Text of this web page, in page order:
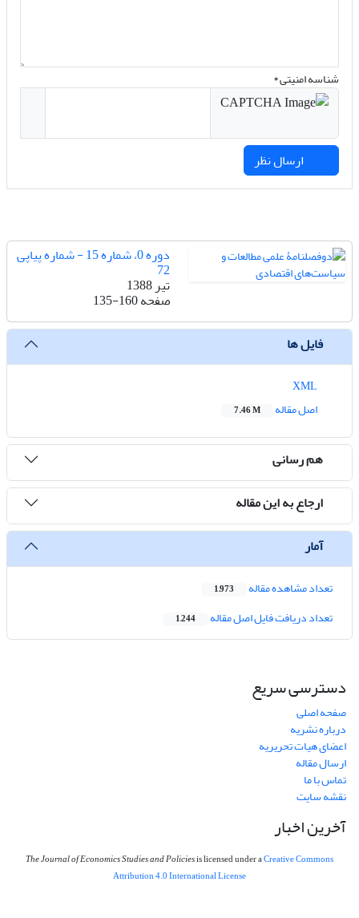
شناسه امنیتی *
دوره 0، شماره 15 - شماره پیاپی
72
تیر 1388
صفحه135-160
فایل ها
اصل مقاله
7.46 M
هم رسانی
ارجاع به این مقاله
آمار
تعداد مشاهده مقاله 1,973
تعداد دریافت فایل اصل مقاله 1,244
دسترسی سریع
صفحه اصلی
درباره نشریه
اعضای هیات تحریریه
ارسال مقاله
تماس با ما
نقشه سایت
آخرین اخبار
The Journal of Economics Studies and Policiesis licensed under aCreative Commons
Attribution 4.0 International License